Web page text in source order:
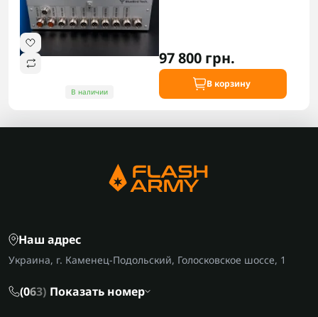
В наличии
97 800 грн.
В корзину
Наш адрес
Украина, г. Каменец-Подольский, Голосковское шоссе, 1
(063) Показать номер